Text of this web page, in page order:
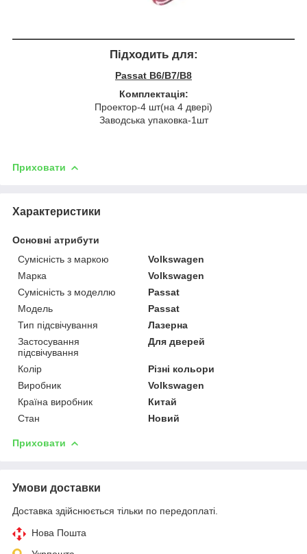
Підходить для:
Passat B6/B7/B8
Комплектація:
Проектор-4 шт(на 4 двері)
Заводська упаковка-1шт
Приховати
Характеристики
Основні атрибути
Сумісність з маркою
Volkswagen
Марка
Volkswagen
Сумісність з моделлю
Passat
Модель
Passat
Тип підсвічування
Лазерна
Застосування
підсвічування
Для дверей
Колір
Різні кольори
Виробник
Volkswagen
Країна виробник
Китай
Стан
Новий
Приховати
Умови доставки
Доставка здійснюється тільки по передоплаті.
Нова Пошта